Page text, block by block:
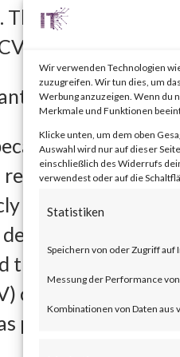
Wir verwenden Technologien
zuzugreifen. Wir tun dies, um
Werbung anzuzeigen. Wenn
Merkmale und Funktionen
Klicke unten, um dem oben
Auswahl wird nur auf dieser
einschließlich des Widerrufs
verwendest oder auf die
Statistiken
Speichern von oder Zugriff
Messung der Performance
Kombinationen von Daten aus
issue has
base score of
attackers
time attacks.
available, and
to
the vulnerability
catalog on May
possible.